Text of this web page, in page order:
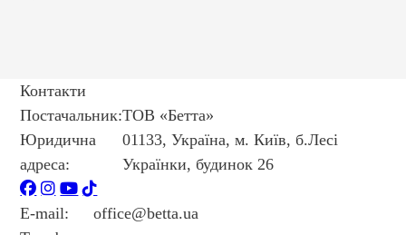
Контакти
Постачальник:ТОВ «Бетта»
Юридична
адреса:
01133, Україна, м. Київ, б.Лесі
Українки, будинок 26
E-mail:
office@betta.ua